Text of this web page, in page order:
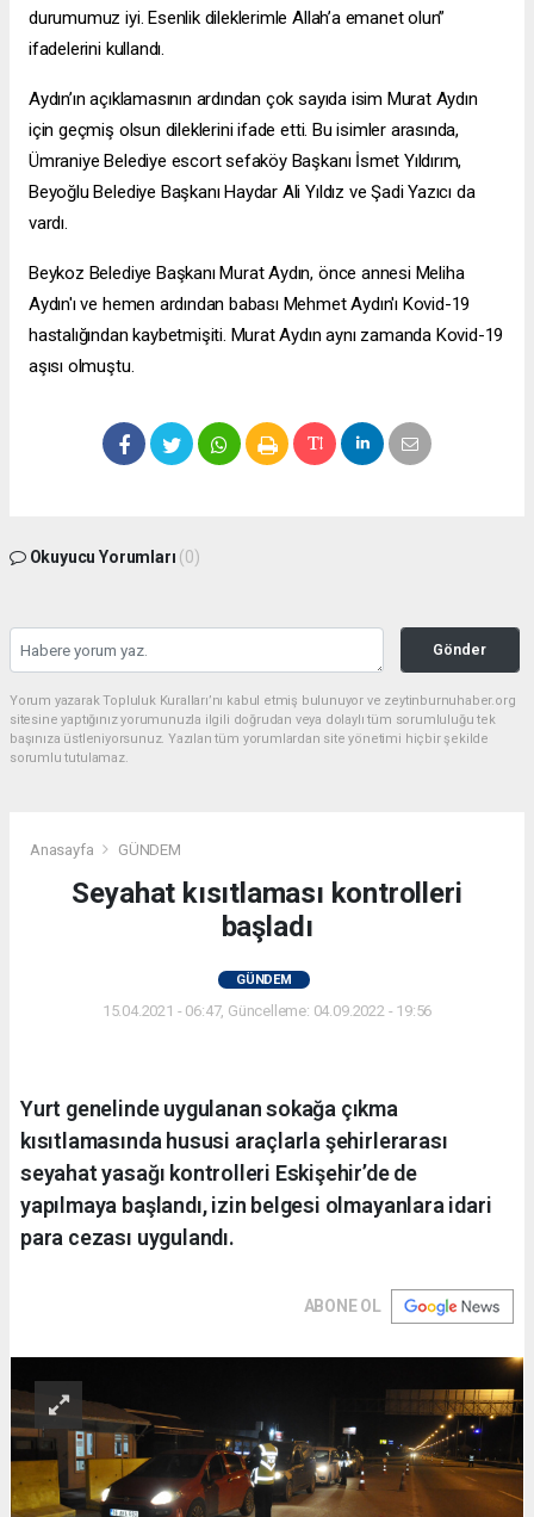
durumumuz iyi. Esenlik dileklerimle Allah’a emanet olun”
ifadelerini kullandı.
Aydın’ın açıklamasının ardından çok sayıda isim Murat Aydın
için geçmiş olsun dileklerini ifade etti. Bu isimler arasında,
Ümraniye Belediye escort sefaköyBaşkanı İsmet Yıldırım,
Beyoğlu Belediye Başkanı Haydar Ali Yıldız ve Şadi Yazıcı da
vardı.
Beykoz Belediye Başkanı Murat Aydın, önce annesi Meliha
Aydın'ı ve hemen ardından babası Mehmet Aydın'ı Kovid-19
hastalığından kaybetmişiti. Murat Aydın aynı zamanda Kovid-19
aşısı olmuştu.
Okuyucu Yorumları (0)
Gönder
Yorum yazarak Topluluk Kuralları’nı kabul etmiş bulunuyor ve zeytinburnuhaber.org
sitesine yaptığınız yorumunuzla ilgili doğrudan veya dolaylı tüm sorumluluğu tek
başınıza üstleniyorsunuz. Yazılan tüm yorumlardan site yönetimi hiçbir şekilde
sorumlu tutulamaz.
Anasayfa GÜNDEM
Seyahat kısıtlaması kontrolleri
başladı
GÜNDEM
15.04.2021 - 06:47, Güncelleme: 04.09.2022 - 19:56
Yurt genelinde uygulanan sokağa çıkma
kısıtlamasında hususi araçlarla şehirlerarası
seyahat yasağı kontrolleri Eskişehir’de de
yapılmaya başlandı, izin belgesi olmayanlara idari
para cezası uygulandı.
ABONE OL